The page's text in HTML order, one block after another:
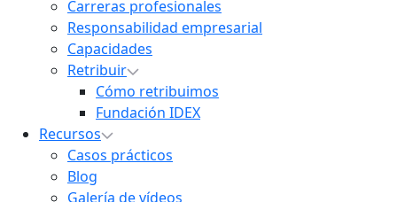
Carreras profesionales
Responsabilidad empresarial
Capacidades
Retribuir
Cómo retribuimos
Fundación IDEX
Recursos
Casos prácticos
Blog
Galería de vídeos